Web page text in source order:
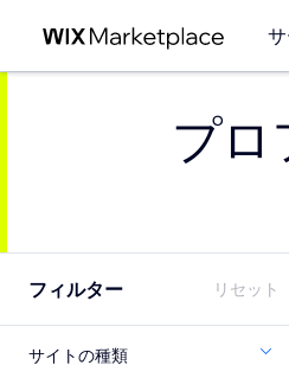
プロ
フィルター リセット
サイトの種類